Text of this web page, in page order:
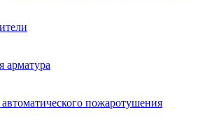
арматура
пожаротушения